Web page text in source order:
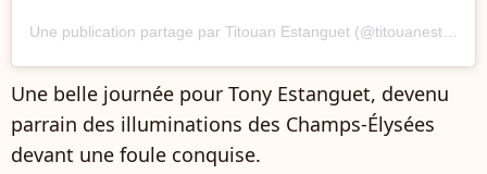
Une belle journée pour Tony Estanguet, devenu
parrain des illuminations des Champs-Élysées
devant une foule conquise.